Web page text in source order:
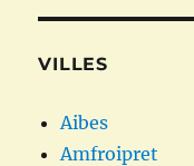
VILLES
Aibes
Amfroipret